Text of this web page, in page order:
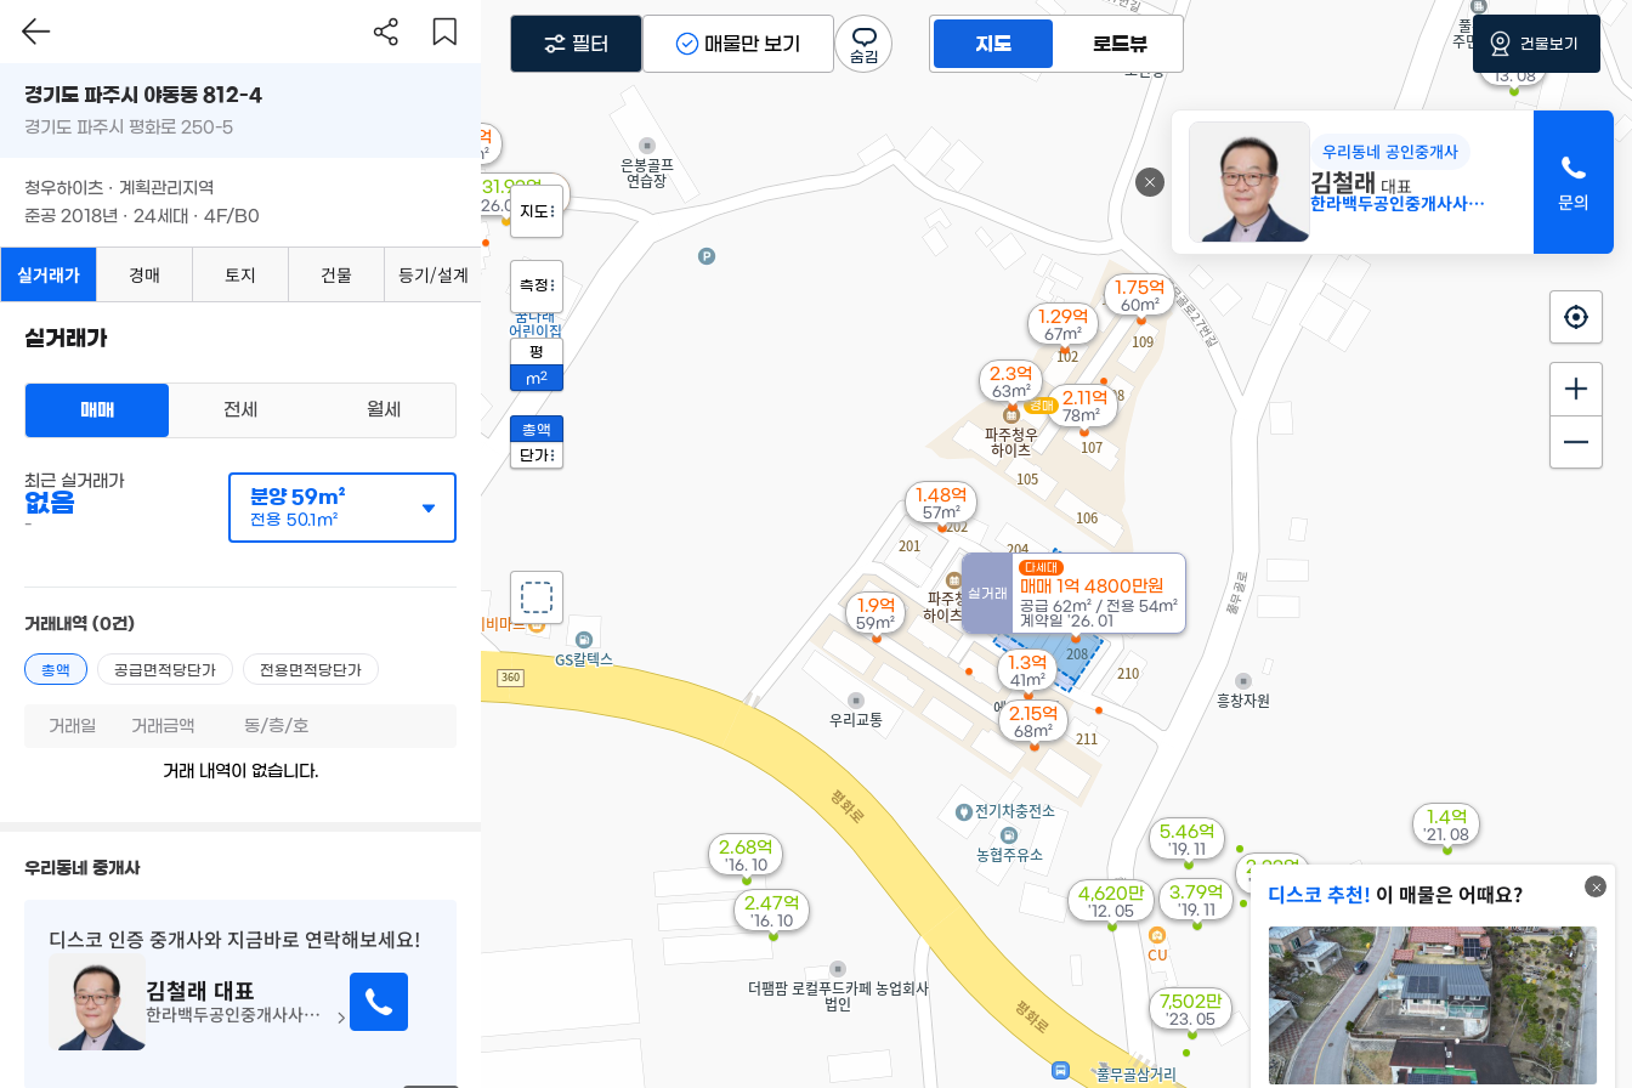
31.93억
'26.08.04.
2.11억
78m²
경매
1.29억
67m²
2.33억
'26. 05
실거래
다세대
매매 1억 4800만원
공급 62m² / 전용 54m²
계약일 '26. 01
1.48억
57m²
1.3억
41m²
3.4억
68m²
7,502만
'23. 05
2.15억
68m²
1.9억
59m²
1.4억
'21. 08
1.28억
1.75억
60m²
5.46억
'19. 11
3.79억
'19. 11
2.3억
63m²
2.47억
'16. 10
2.68억
'16. 10
6억
'13. 08
4,620만
'12. 05
디스코 추천! 이 매물은 어때요?
우리동네 공인중개사
김철래 대표
한라백두공인중개사사무소
지도 로드뷰
지도
측정
평
m2
총액
단가
필터 매물만 보기 건물보기
경기도 파주시 야동동 812-4
경기도 파주시 평화로 250-5
청우하이츠 · 계획관리지역
준공 2018년 · 24세대 · 4F/B0
실거래가 경매 토지 건물 등기/설계
실거래가
매매 전세 월세
최근 실거래가
없음
-
분양59m²
전용 50.1m²
거래내역 (0건)
총액 공급면적당단가 전용면적당단가
거래일 거래금액 동/층/호
거래 내역이 없습니다.
우리동네 중개사
디스코 인증 중개사와 지금바로 연락해보세요!
김철래 대표
한라백두공인중개사사무소